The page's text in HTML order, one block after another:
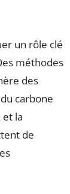
un rôle clé
méthodes
des
carbone
et la
de